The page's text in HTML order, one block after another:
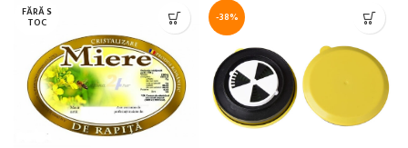
FĂRĂ S
TOC -38%